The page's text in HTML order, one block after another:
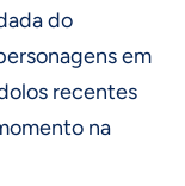
do
em
recentes
na